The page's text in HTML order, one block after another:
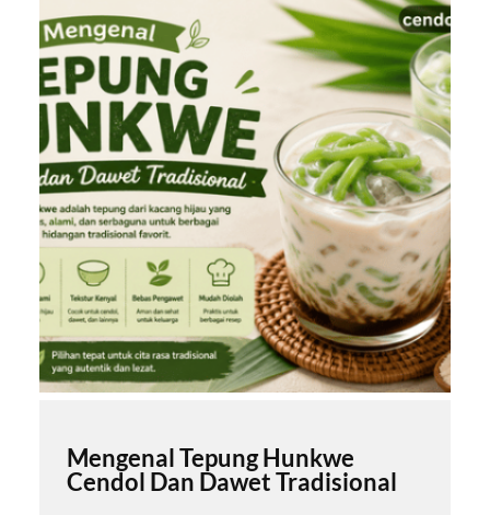
Mengenal Tepung Hunkwe
Cendol Dan Dawet Tradisional